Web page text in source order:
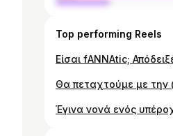
Top performing Reels